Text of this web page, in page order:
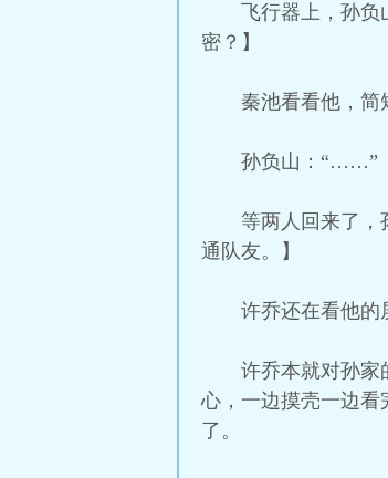
飞行器上，孙
密？】
秦池看看他，简
孙负山：“……”
等两人回来了，
通队友。】
许乔还在看他的
许乔本就对孙家
心，一边摸壳一边
了。